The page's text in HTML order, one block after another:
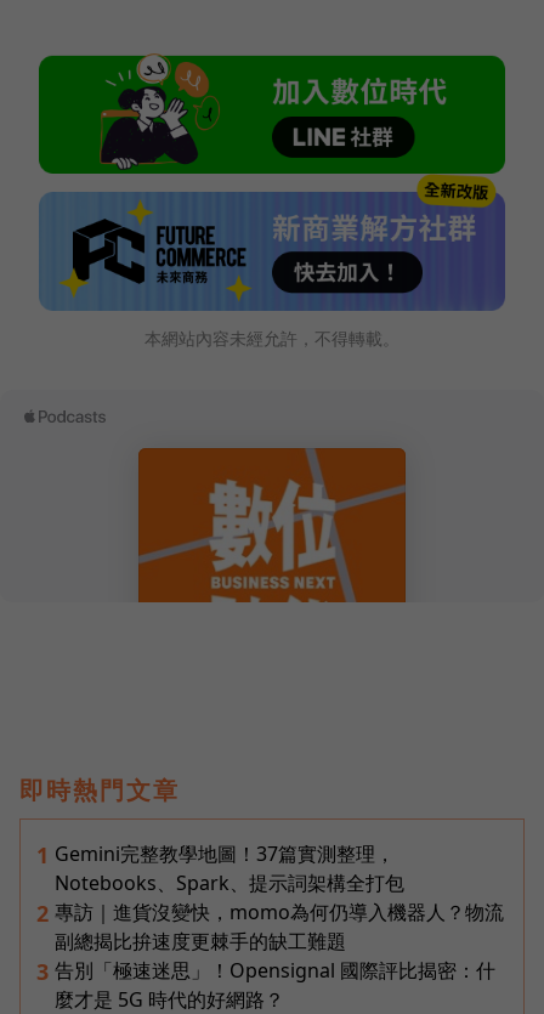
本網站內容未經允許，不得轉載。
即時熱門文章
1 Gemini完整教學地圖！37篇實測整理，
Notebooks、Spark、提示詞架構全打包
2 專訪｜進貨沒變快，momo為何仍導入機器人？物流
副總揭比拚速度更棘手的缺工難題
3 告別「極速迷思」！Opensignal 國際評比揭密：什
麼才是 5G 時代的好網路？